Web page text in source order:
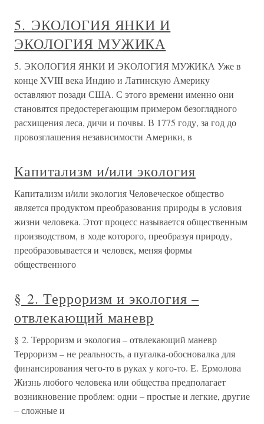
5. ЭКОЛОГИЯ ЯНКИ И
ЭКОЛОГИЯ МУЖИКА
5. ЭКОЛОГИЯ ЯНКИ И ЭКОЛОГИЯ МУЖИКА Уже в
конце XVIII века Индию и Латинскую Америку
оставляют позади США. С этого времени именно они
становятся предостерегающим примером безоглядного
расхищения леса, дичи и почвы. В 1775 году, за год до
провозглашения независимости Америки, в
Капитализм и/или экология
Капитализм и/или экология Человеческое общество
является продуктом преобразования природы в условия
жизни человека. Этот процесс называется общественным
производством, в ходе которого, преобразуя природу,
преобразовывается и человек, меняя формы
общественного
§ 2. Терроризм и экология –
отвлекающий маневр
§ 2. Терроризм и экология – отвлекающий маневр
Терроризм – не реальность, а пугалка-обосновалка для
финансирования чего-то в руках у кого-то. Е. Ермолова
Жизнь любого человека или общества предполагает
возникновение проблем: одни – простые и легкие, другие
– сложные и